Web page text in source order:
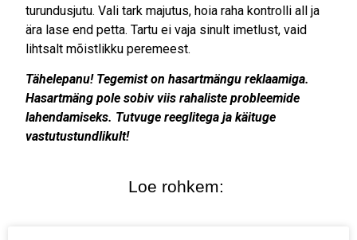
turundusjutu. Vali tark majutus, hoia raha kontrolli all ja
ära lase end petta. Tartu ei vaja sinult imetlust, vaid
lihtsalt mõistlikku peremeest.
Tähelepanu! Tegemist on hasartmängu reklaamiga.
Hasartmäng pole sobiv viis rahaliste probleemide
lahendamiseks. Tutvuge reeglitega ja käituge
vastutustundlikult!
Loe rohkem: